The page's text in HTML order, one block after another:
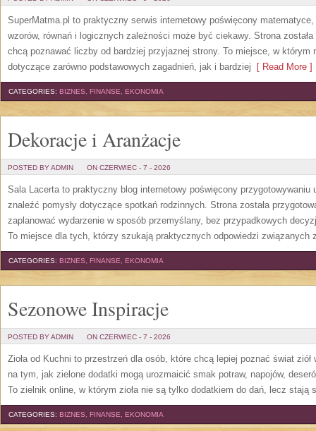
SuperMatma.pl to praktyczny serwis internetowy poświęcony
wzorów, równań i logicznych zależności może być ciekawy. Strona
chcą poznawać liczby od bardziej przyjaznej strony. To miejsce, w którym
dotyczące zarówno podstawowych zagadnień, jak i bardziej [ Read More ]
CATEGORIES: BIZNES, FINANSE, EKONOMIA
Dekoracje i Aranżacje
POSTED BY ADMIN ON CZERWIEC - 7 - 2026
Sala Lacerta to praktyczny blog internetowy poświęcony
znaleźć pomysły dotyczące spotkań rodzinnych. Strona została
zaplanować wydarzenie w sposób przemyślany, bez przypadkowych
To miejsce dla tych, którzy szukają praktycznych odpowiedzi związanych
CATEGORIES: BIZNES, FINANSE, EKONOMIA
Sezonowe Inspiracje
POSTED BY ADMIN ON CZERWIEC - 7 - 2026
Zioła od Kuchni to przestrzeń dla osób, które chcą lepiej poznać świat
na tym, jak zielone dodatki mogą urozmaicić smak potraw, napojów,
To zielnik online, w którym zioła nie są tylko dodatkiem do dań, lecz stają
CATEGORIES: BIZNES, FINANSE, EKONOMIA